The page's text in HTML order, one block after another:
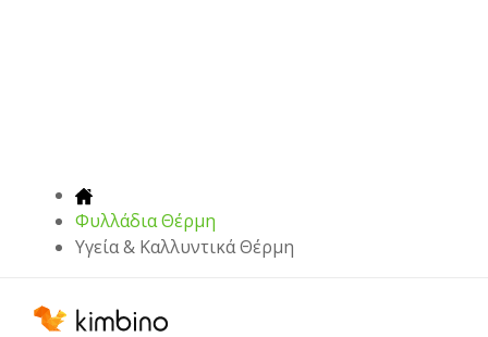
Φυλλάδια Θέρμη
Υγεία & Καλλυντικά Θέρμη